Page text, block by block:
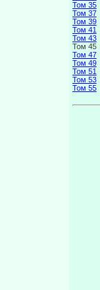
Том 35
Том 37
Том 39
Том 41
Том 43
Том 45
Том 47
Том 49
Том 51
Том 53
Том 55